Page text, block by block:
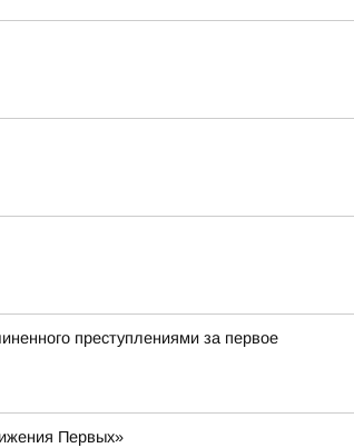
преступлениями за первое
Первых»